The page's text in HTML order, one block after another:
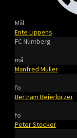
Mål
Ente Lippens
FC Nürnberg
må
Manfred Müller
fo
Bertram Beierlorzer
fo
Peter Stocker